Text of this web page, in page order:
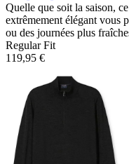
Quelle que soit la saison,
extrêmement élégant vous
ou des journées plus
Regular Fit
119,95 €